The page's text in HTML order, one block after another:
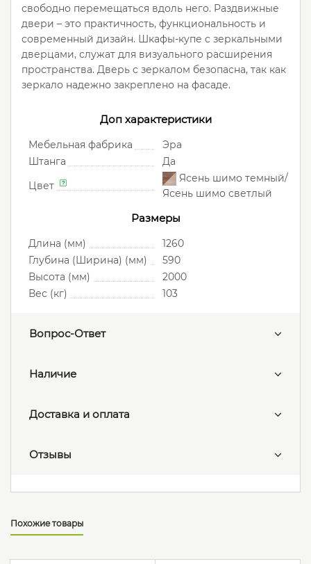
свободно перемещаться вдоль него. Раздвижные
двери – это практичность, функциональность и
современный дизайн. Шкафы-купе с зеркальными
дверцами, служат для визуального расширения
пространства. Дверь с зеркалом безопасна, так как
зеркало надежно закреплено на фасаде.
Доп характеристики
Мебельная фабрика
Эра
Штанга
Да
Цвет
Ясень шимо темный/
Ясень шимо светлый
Размеры
Длина (мм)
1260
Глубина (Ширина) (мм)
590
Высота (мм)
2000
Вес (кг)
103
Вопрос-Ответ
Наличие
Доставка и оплата
Отзывы
Похожие товары